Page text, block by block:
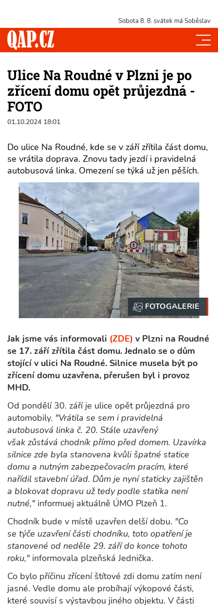
Sobota 8. 8. svátek má Soběslav
Ulice Na Roudné v Plzni je po
zřícení domu opět průjezdná -
FOTO
01.10.2024 18:01
Do ulice Na Roudné, kde se v září zřítila část domu,
se vrátila doprava. Znovu tady jezdí i pravidelná
autobusová linka. Omezení se týká už jen pěších.
Jak jsme vás informovali (ZDE) v Plzni na Roudné
se 17. září zřítila část domu. Jednalo se o dům
stojící v ulici Na Roudné. Silnice musela být po
zřícení domu uzavřena, přerušen byl i provoz
MHD.
Od pondělí 30. září je ulice opět průjezdná pro
automobily. "Vrátila se sem i pravidelná
autobusová linka č. 20. Stále uzavřený
však zůstává chodník přímo před domem. Uzavírka
silnice zde byla stanovena kvůli špatné statice
domu a nutným zabezpečovacím pracím, které
nařídil stavební úřad. Dům je nyní staticky zajištěn
a blokovat dopravu už tedy podle statika není
nutné," informuej aktuálně ÚMO Plzeň 1.
Chodník bude v místě uzavřen delší dobu. "Co
se týče uzavření části chodníku, toto opatření je
stanovené od neděle 29. září do konce tohoto
roku," informovala plzeňská Jednička.
Co bylo příčinu zřícení štítové zdi domu zatím není
jasné. Vedle domu ale probíhají výkopové části,
které souvisí s výstavbou jiného objektu. V části